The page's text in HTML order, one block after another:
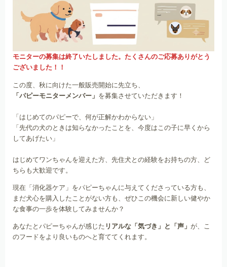
モニターの募集は終了いたしました。たくさんのご応募ありがとう
ございました！！
この度、秋に向けた一般販売開始に先立ち、
「パピーモニターメンバー」 を募集させていただきます！
「はじめてのパピーで、何が正解かわからない」
「先代の犬のときは知らなかったことを、今度はこの子に早くから
してあげたい」
はじめてワンちゃんを迎えた方、先住犬との経験をお持ちの方、ど
ちらも大歓迎です。
現在「消化器ケア」をパピーちゃんに与えてくださっている方も、
まだ犬心を購入したことがない方も、ぜひこの機会に新しい健やか
な食事の一歩を体験してみませんか？
あなたとパピーちゃんが感じた リアルな「気づき」と「声」 が、こ
のフードをより良いものへと育ててくれます。